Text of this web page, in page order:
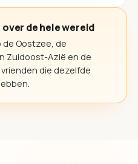
de hele wereld
Oostzee, de
Zuidoost-Azië en de
die dezelfde